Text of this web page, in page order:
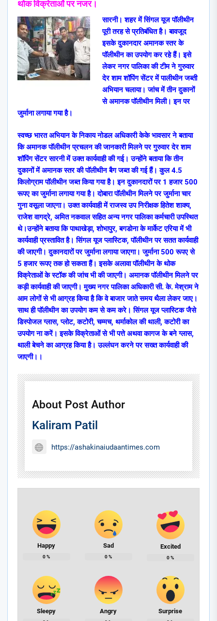
थोक विक्रेताओं पर नजर।
सारनी। शहर में सिंगल यूज पॉलीथीन
पूरी तरह से प्रतिबंधित है। बावजूद
इसके दुकानदार अमानक स्तर के
पॉलीथीन का उपयोग कर रहे हैं। इसे
लेकर नगर पालिका की टीम ने गुरुवार
देर शाम शॉपिंग सेंटर में पालीथीन जब्ती
अभियान चलाया। जांच में तीन दुकानों
से अमानक पॉलीथीन मिली। इन पर
जुर्माना लगाया गया है।
स्वच्छ भारत अभियान के निकाय नोडल अधिकारी केके भावसार ने बताया
कि अमानक पॉलीथीन प्रचलन की जानकारी मिलने पर गुरुवार देर शाम
शॉपिंग सेंटर सारनी में उक्त कार्यवाही की गई। उन्होंने बताया कि तीन
दुकानों में अमानक स्तर की पॉलीथीन बैग जब्त की गई हैं। कुल 4.5
किलोग्राम पॉलीथीन जब्त किया गया है। इन दुकानदारों पर 1 हजार 500
रूपए का जुर्माना लगाया गया है। दोबारा पॉलीथीन मिलने पर जुर्माना चार
गुना वसूला जाएगा। उक्त कार्यवाही में राजस्व उप निरीक्षक हितेश शाक्य,
राजेश वागद्रे, अमित नकवाल सहित अन्य नगर पालिका कर्मचारी उपस्थित
थे।उन्होंने बताया कि पाथाखेड़ा, शोभापुर, बगडोना के मार्केट एरिया में भी
कार्यवाही प्रस्तावित है। सिंगल यूज प्लास्टिक, पॉलीथीन पर सतत कार्यवाही
की जाएगी। दुकानदारों पर जुर्माना लगाया जाएगा। जुर्माना 500 रूपए से
5 हजार रूपए तक हो सकता हैं। इसके अलावा पॉलीथीन के थोक
विक्रेताओं के स्टॉक की जांच भी की जाएगी। अमानक पॉलीथीन मिलने पर
कड़ी कार्यवाही की जाएगी। मुख्य नगर पालिका अधिकारी सी. के. मेश्राम ने
आम लोगों से भी आग्रह किया है कि वे बाजार जाते समय थैला लेकर जाए।
साथ ही पॉलीथीन का उपयोग कम से कम करे। सिंगल यूज प्लास्टिक जैसे
डिस्पोजल ग्लास, प्लोट, कटोरी, चम्मच, थर्माकोल की थाली, कटोरी का
उपयोग ना करें। इसके विक्रेताओं से भी पत्ते अथवा कागज के बने ग्लास,
थाली बेचने का आग्रह किया है। उल्लंघन करने पर सख्त कार्यवाही की
जाएगी।।
About Post Author
Kaliram Patil
https://ashakinaiudaantimes.com
Happy
0%
Sad
0%
Excited
0%
Sleepy Angry Surprise